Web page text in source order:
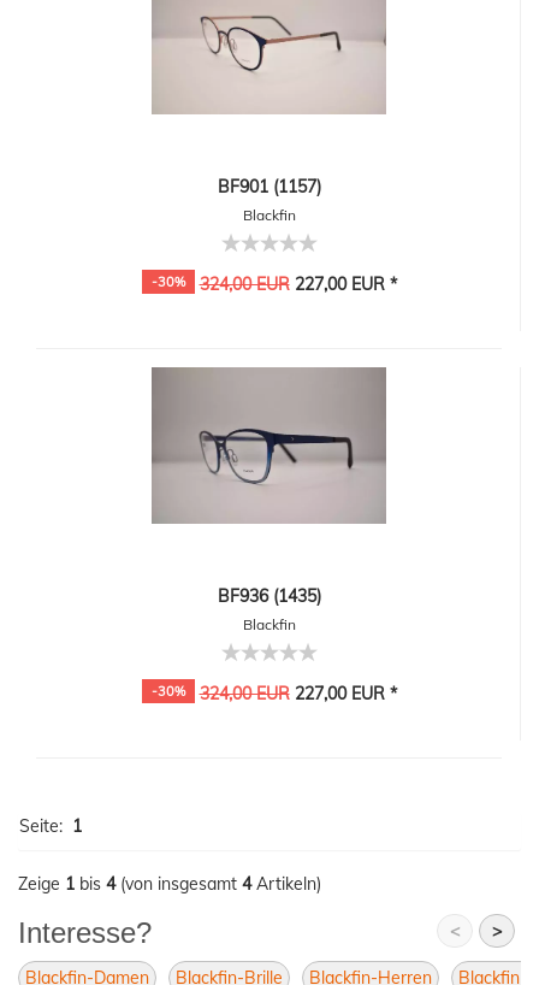
BF901 (1157)
Blackfin
-30% 324,00 EUR227,00 EUR *
BF936 (1435)
Blackfin
-30% 324,00 EUR227,00 EUR *
Seite: 1
Zeige 1 bis 4(von insgesamt 4Artikeln)
Interesse? < >
Blackfin-Damen Blackfin-Brille Blackfin-Herren Blackfin-